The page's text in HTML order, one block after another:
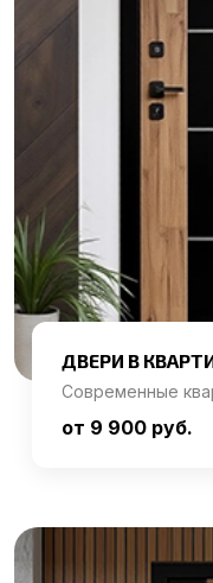
ДВЕРИ В
Современные
от 9 900 руб.